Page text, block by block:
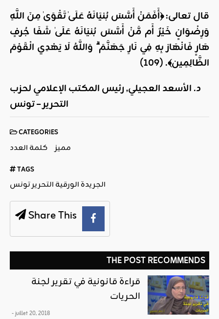
قال تعالى: ﴿أَفَمَنْ أَسَّسَ بُنيَانَهُ عَلَىٰ تَقْوَىٰ مِنَ اللَّهِ
وَرِضْوَانٍ خَيْرٌ أَم مَّنْ أَسَّسَ بُنيَانَهُ عَلَىٰ شَفَا جُرفٍ
هَارٍ فَانْهَارَ بِهِ فِي نَارِ جَهَنَّمَ ۗ وَاللَّهُ لَا يَهْدِي الْقَوْمَ
الظَّالِمِين﴾. (109
)
د. الأسعد العجيلي, رئيس المكتب الإعلامي لحزب
التحرير – تونس
CATEGORIES
كلمة العدد مميز
TAGS
الجريدة الورقية التحرير تونس
Share This
THE POST RECOMMENDS
قراءة قانونية في تقرير لجنة
الحريات
- juillet 20, 2018